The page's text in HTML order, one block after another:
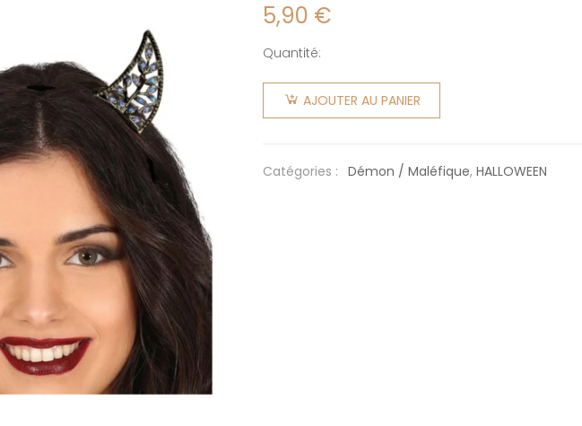
5,90 €
Quantité:
quantité
de
Maléfique
strass
AJOUTER AU PANIER
Catégories : Démon / Maléfique, HALLOWEEN